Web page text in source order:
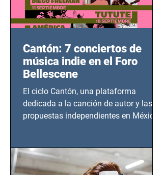
Cantón: 7 conciertos de
música indie en el Foro
Bellescene
El ciclo Cantón, una plataforma
dedicada a la canción de autor y las
propuestas independientes en México,
CDMX), todos los miércoles a partir del
14 de agosto al 25 de septiembre, a las